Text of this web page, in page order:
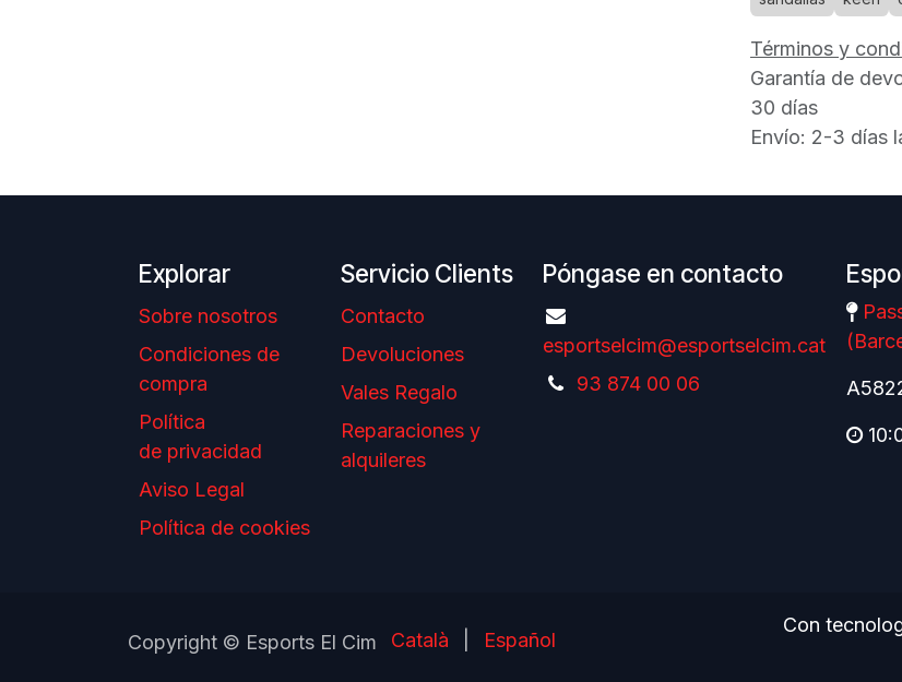
Términos y
Garantía de
30 días
Envío: 2-3 días
Explorar
Sobre nosotros
Condiciones de
compra
Política
de privacidad
Aviso Legal
Política de cookies
Servicio Clients
Contacto
Devoluciones
Vales Regalo
Reparaciones y
alquileres
Póngase en contacto
esportselcim@esportselcim.cat
93 874 00 06
Copyright © Esports El Cim Català Español
Con